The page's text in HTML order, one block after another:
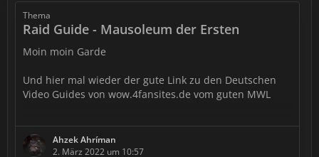
Thema
Raid Guide - Mausoleum der Ersten
Moin moin Garde
Und hier mal wieder der gute Link zu den Deutschen
Video Guides von wow.4fansites.de vom guten MWL
https://wow.4fansites.de/dungeons-mausoleum-der-
ersten.phpAhzek Ahríman
2. März 2022 um 10:57